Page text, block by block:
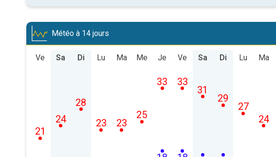
Météo à 14 jours
Ve
21
Sa
24
Di
28
Lu
23
Ma
23
Me
25
Je
33
Ve
33
Sa
31
Di
29
Lu
27
Ma
24